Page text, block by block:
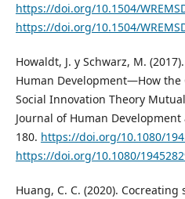
https://doi.org/10.1504/
https://doi.org/10.1504/
Howaldt, J. y Schwarz, M.
Human Development—How
Social Innovation Theory
Journal of Human
180. https://doi.org/10.1080/
https://doi.org/10.1080/
Huang, C. C. (2020).